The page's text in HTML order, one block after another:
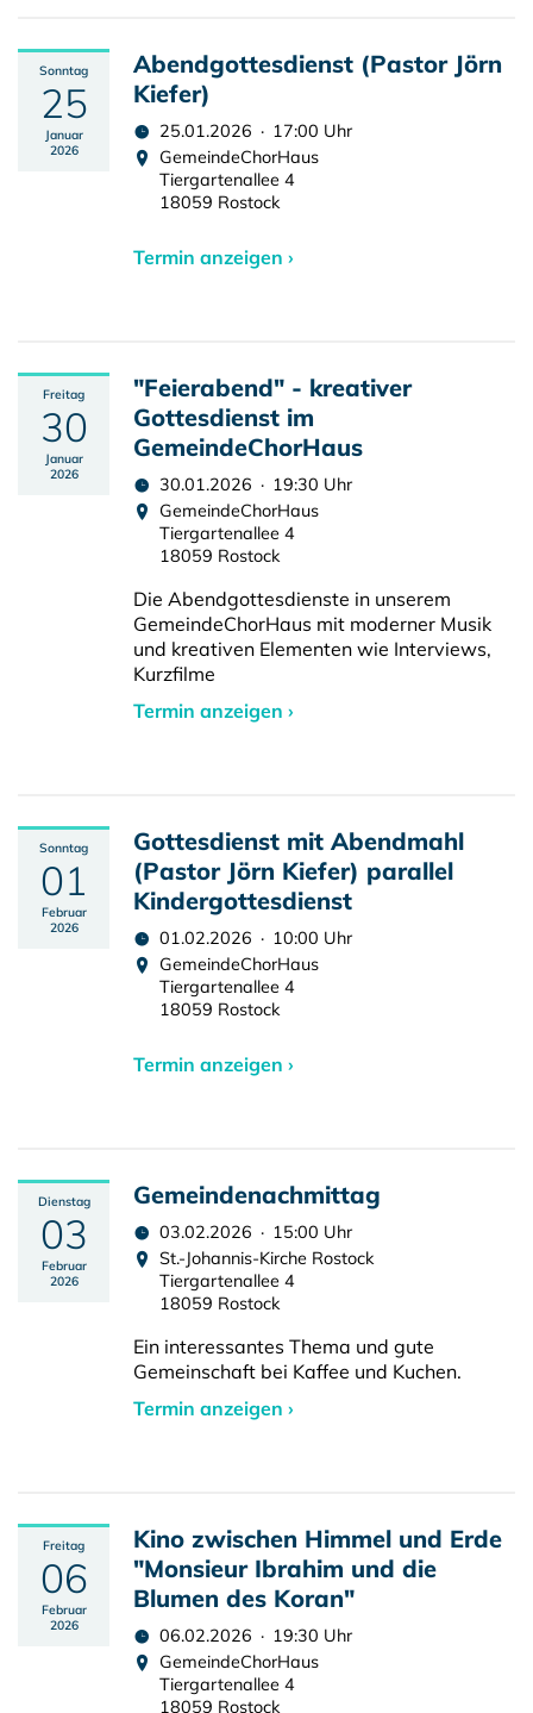
Sonntag
25
Januar
2026
Abendgottesdienst (Pastor Jörn
Kiefer)
25.01.2026 · 17:00 Uhr
GemeindeChorHaus
Tiergartenallee 4
18059 Rostock
Termin anzeigen ›
Freitag
30
Januar
2026
"Feierabend" - kreativer
Gottesdienst im
GemeindeChorHaus
30.01.2026 · 19:30 Uhr
GemeindeChorHaus
Tiergartenallee 4
18059 Rostock
Die Abendgottesdienste in unserem
GemeindeChorHaus mit moderner Musik
und kreativen Elementen wie Interviews,
Kurzfilme
Termin anzeigen ›
Sonntag
01
Februar
2026
Gottesdienst mit Abendmahl
(Pastor Jörn Kiefer) parallel
Kindergottesdienst
01.02.2026 · 10:00 Uhr
GemeindeChorHaus
Tiergartenallee 4
18059 Rostock
Termin anzeigen ›
Dienstag
03
Februar
2026
Gemeindenachmittag
03.02.2026 · 15:00 Uhr
St.-Johannis-Kirche Rostock
Tiergartenallee 4
18059 Rostock
Ein interessantes Thema und gute
Gemeinschaft bei Kaffee und Kuchen.
Termin anzeigen ›
Freitag
06
Februar
2026
Kino zwischen Himmel und Erde
"Monsieur Ibrahim und die
Blumen des Koran"
06.02.2026 · 19:30 Uhr
GemeindeChorHaus
Tiergartenallee 4
18059 Rostock